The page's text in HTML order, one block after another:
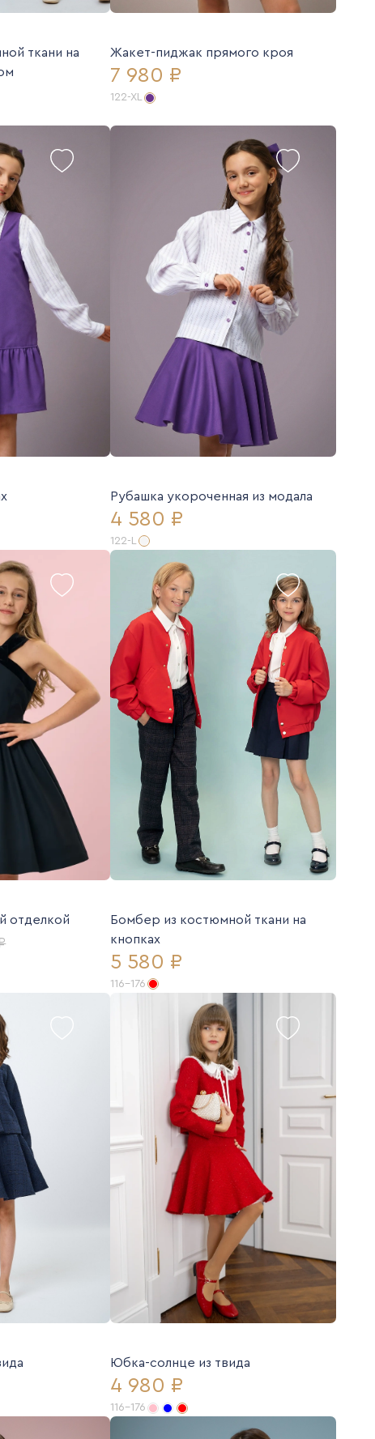
ткани на
Жакет-пиджак прямого кроя
7 980 ₽
122-XL
Рубашка укороченная из модала
4 580 ₽
122-L
отделкой
Бомбер из костюмной ткани на
кнопках
5 580 ₽
116-176
Юбка-солнце из твида
4 980 ₽
116-176